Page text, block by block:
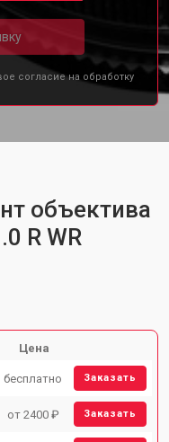
согласие на обработку
объектива
R WR
Цена
бесплатно Заказать
от 2400 ₽ Заказать